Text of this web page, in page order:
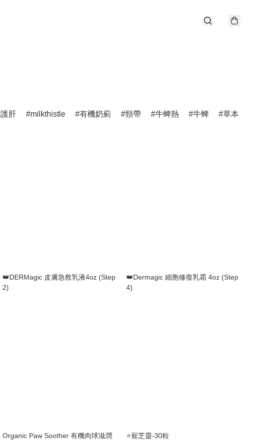
護肝 milkthistle 有機奶薊 頸帶 牛蜱熱 牛蜱 草本
👑DERMagic 皮膚急救乳液4oz (Step
2)
👑Dermagic 細胞修復乳霜 4oz (Step
4)
Organic Paw Soother 有機肉球滋潤 ⭐️寵芝靈-30粒